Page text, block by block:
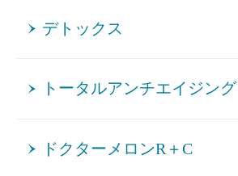
デトックス
トータルアンチエイジング
ドクターメロンR＋C